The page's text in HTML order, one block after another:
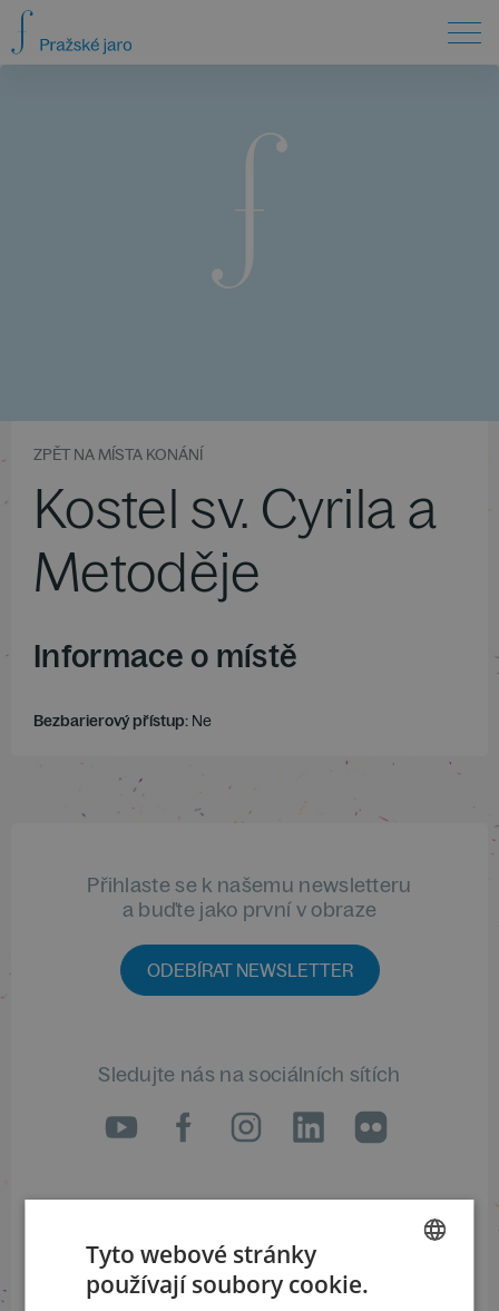
ZPĚT NA MÍSTA KONÁNÍ
Kostel sv. Cyrila a
Metoděje
Informace o místě
Bezbarierový přístup: Ne
Přihlaste se k našemu newsletteru
a buďte jako první v obraze
ODEBÍRAT NEWSLETTER
Sledujte nás na sociálních sítích
LinkedIn
flickr
+420 461 049 232
Tyto webové stránky
používají soubory cookie.